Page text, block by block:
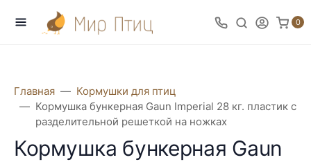
0
Главная
Кормушки для птиц
Кормушка бункерная Gaun Imperial 28 кг. пластик с
разделительной решеткой на ножках
Кормушка бункерная Gaun